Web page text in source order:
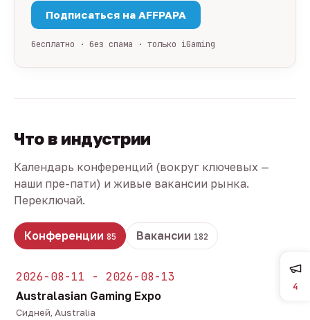
Подписаться на AFFPAPA
бесплатно · без спама · только iGaming
Что в индустрии
Календарь конференций (вокруг ключевых —
наши пре-пати) и живые вакансии рынка.
Переключай.
Конференции 85 Вакансии 182
2026-08-11 - 2026-08-13
Australasian Gaming Expo
Сидней, Australia
4